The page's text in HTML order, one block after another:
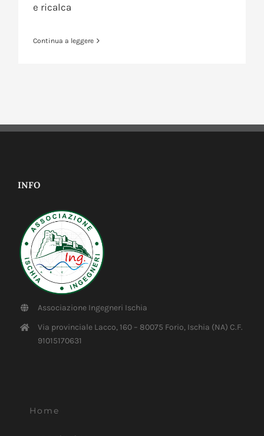
e ricalca
Continua a leggere
INFO
Associazione Ingegneri Ischia
Via provinciale Lacco, 160 – 80075 Forio, Ischia (NA) C.F.
91015170631
Home